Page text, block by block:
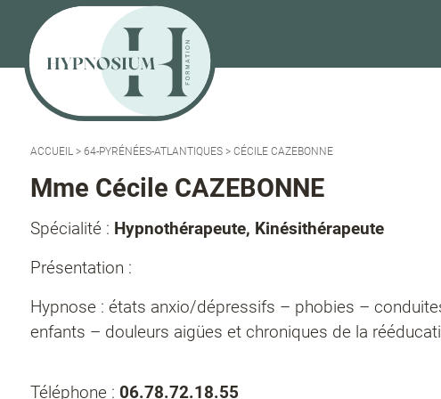
ACCUEIL > 64-PYRÉNÉES-ATLANTIQUES > CÉCILE CAZEBONNE
Mme Cécile CAZEBONNE
Spécialité : Hypnothérapeute, Kinésithérapeute
Présentation :
Hypnose : états anxio/dépressifs – phobies –
enfants – douleurs aigües et chroniques de la
Téléphone : 06.78.72.18.55